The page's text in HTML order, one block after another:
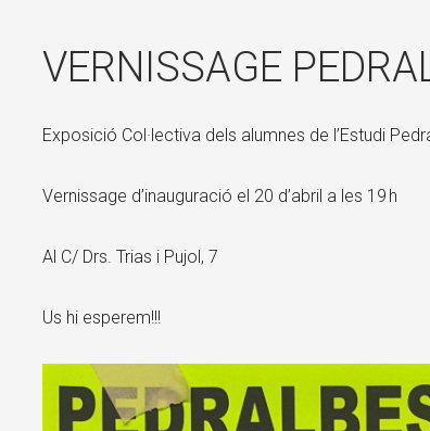
VERNISSAGE
Exposició Col·lectiva dels alumnes de l’Estudi
Vernissage d’inauguració el 20 d’abril a les 19 h
Al C/ Drs. Trias i Pujol, 7
Us hi esperem!!!